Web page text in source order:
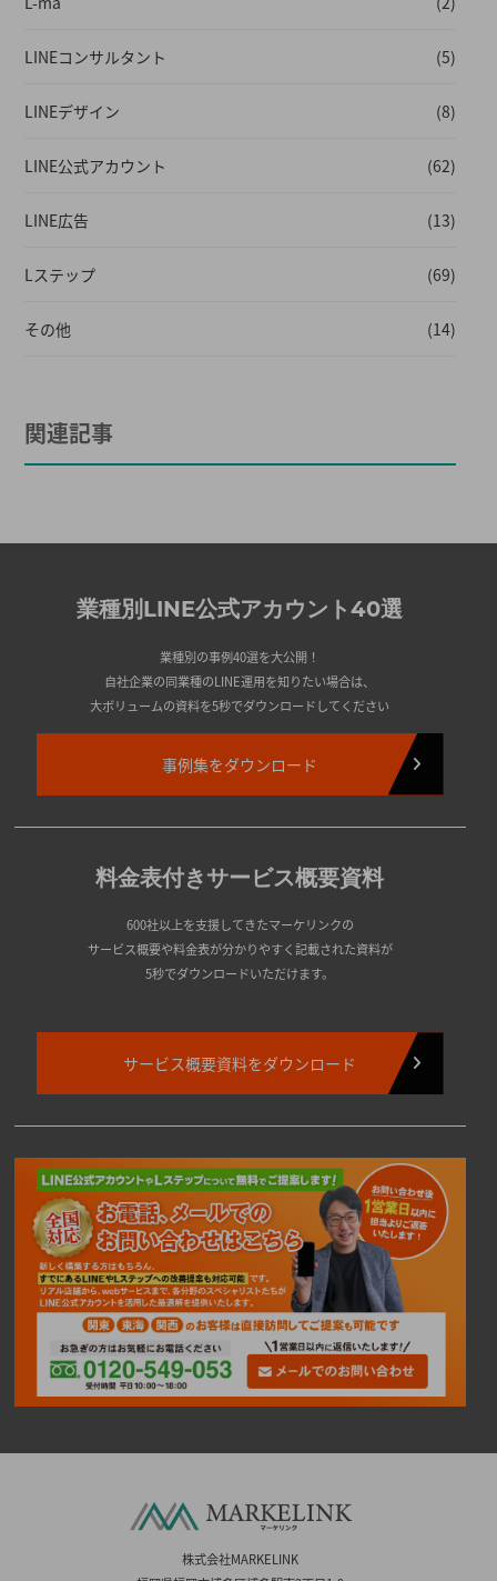
LINEコンサルタント (5)
LINEデザイン (8)
LINE公式アカウント (62)
LINE広告 (13)
Lステップ (69)
その他 (14)
関連記事
業種別LINE公式アカウント40選
業種別の事例40選を大公開！
自社企業の同業種のLINE運用を知りたい場合は、
大ボリュームの資料を5秒でダウンロードしてください
事例集をダウンロード
料金表付きサービス概要資料
600社以上を支援してきたマーケリンクの
サービス概要や料金表が分かりやすく記載された資料が
5秒でダウンロードいただけます。
サービス概要資料をダウンロード
株式会社MARKELINK